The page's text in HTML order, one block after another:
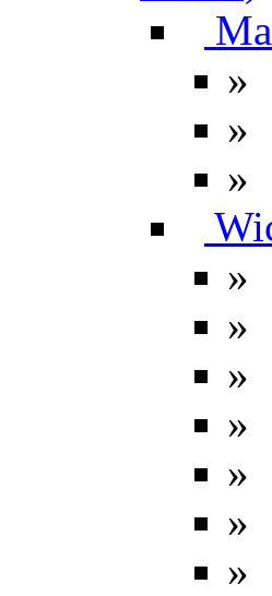
»
»
»
»
»
»
»
»
»
»